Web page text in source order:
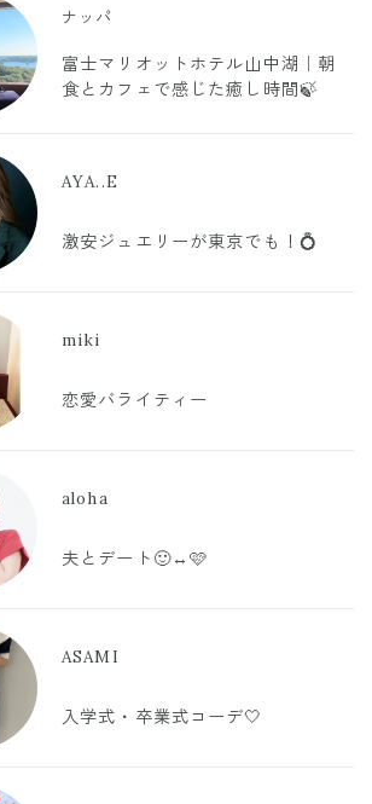
ナッパ
富士マリオットホテル山中湖｜朝
食とカフェで感じた癒し時間🍃
AYA..E
激安ジュエリーが東京でも！💍
miki
恋愛バライティー
aloha
夫とデート🙂‍↔️🩷
ASAMI
入学式・卒業式コーデ🤍